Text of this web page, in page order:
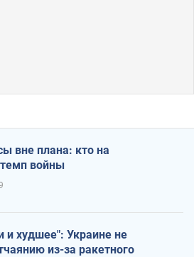
вне плана: кто на
войны
худшее": Украине не
из-за ракетного